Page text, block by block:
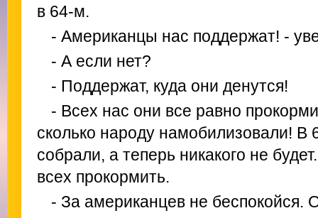
в 64-м.
- Американцы нас поддержат! -
- А если нет?
- Поддержат, куда они денутся!
- Всех нас они все равно
сколько народу намобилизовали! В
собрали, а теперь никакого не
всех прокормить.
- За американцев не беспокойся.